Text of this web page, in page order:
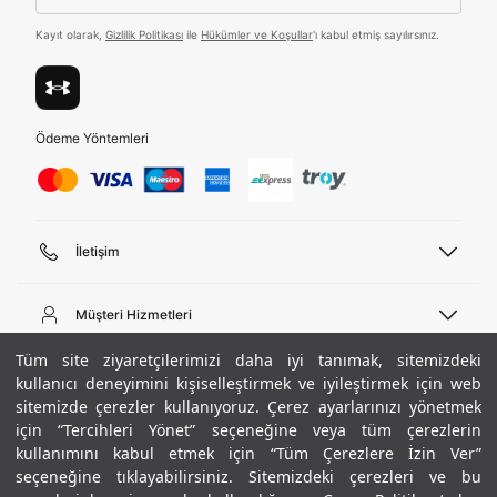
Tüm site ziyaretçilerimizi daha iyi tanımak, sitemizdeki
kullanıcı deneyimini kişiselleştirmek ve iyileştirmek için web
sitemizde çerezler kullanıyoruz. Çerez ayarlarınızı yönetmek
için “Tercihleri Yönet” seçeneğine veya tüm çerezlerin
kullanımını kabul etmek için “Tüm Çerezlere İzin Ver”
seçeneğine tıklayabilirsiniz. Sitemizdeki çerezleri ve bu
Kayıt olarak, Gizlilik Politikası ile Hükümler ve Koşullar'ı kabul etmiş sayılırsınız.
Ödeme Yöntemleri
İletişim
444 02 00
Pazartesi - Cuma 09:00 - 18:00
E-posta
bilgi@underarmour.com
Müşteri Hizmetleri
Sipariş Sorgulama
Bize Ulaşın
Teslimat Bilgileri
İşlem Rehberi
İade ve Değişimler
Sıkça Sorulan Sorular
Hakkımızda
Ticari Bilgiler
Hükümler ve Koşullar
Gizlilik Politikası
UA Sosyal Medya
Instagram